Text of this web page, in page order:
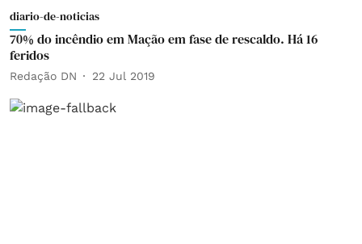
diario-de-noticias
70% do incêndio em Mação em fase de rescaldo. Há 16
feridos
Redação DN 22 Jul 2019